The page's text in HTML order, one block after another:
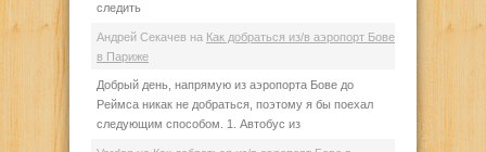
следить
Андрей Секачев на Как добраться из/в аэропорт Бове
в Париже
Добрый день, напрямую из аэропорта Бове до
Реймса никак не добраться, поэтому я бы поехал
следующим способом. 1. Автобус из